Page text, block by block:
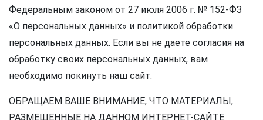
Федеральным законом от 27 июля 2006 г. № 152-ФЗ
«О персональных данных» и политикой обработки
персональных данных. Если вы не даете согласия на
обработку своих персональных данных, вам
необходимо покинуть наш сайт.
ОБРАЩАЕМ ВАШЕ ВНИМАНИЕ, ЧТО МАТЕРИАЛЫ,
РАЗМЕЩЕННЫЕ НА ДАННОМ ИНТЕРНЕТ-САЙТЕ